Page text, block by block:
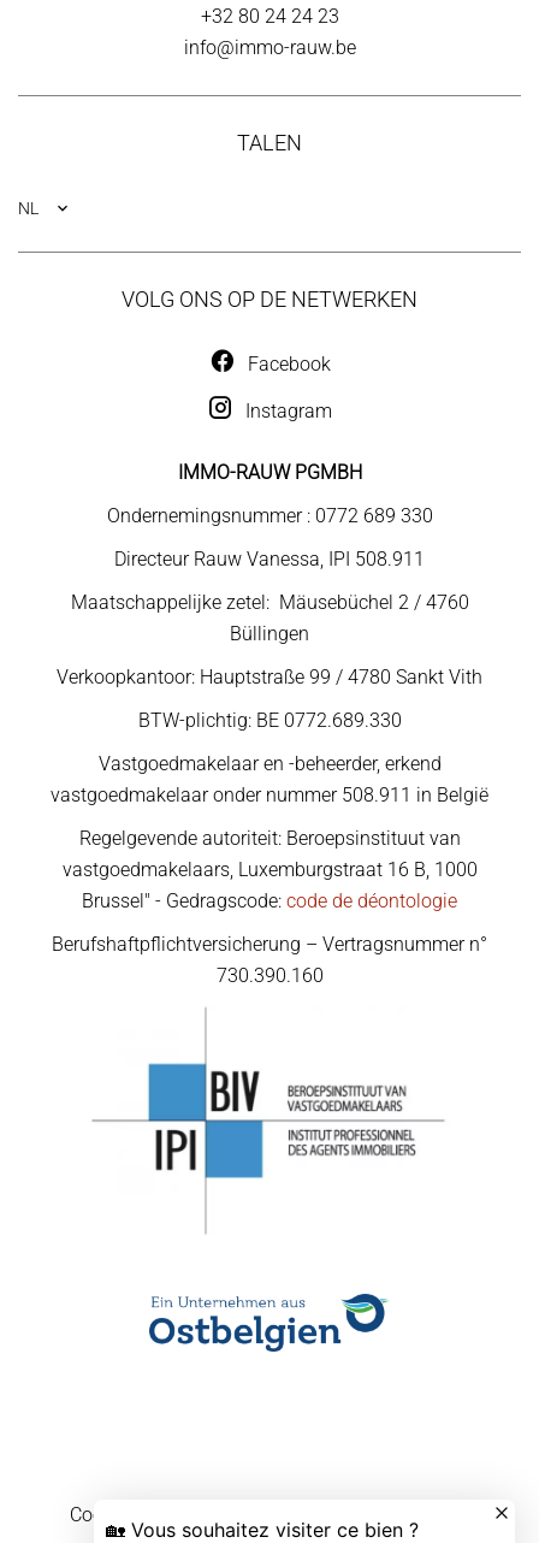
+32 80 24 24 23
info@immo-rauw.be
TALEN
NL
VOLG ONS OP DE NETWERKEN
Facebook
Instagram
IMMO-RAUW PGMBH
Ondernemingsnummer : 0772 689 330
Directeur Rauw Vanessa, IPI 508.911
Maatschappelijke zetel: Mäusebüchel 2 / 4760
Büllingen
Verkoopkantoor: Hauptstraße 99 / 4780 Sankt Vith
BTW-plichtig: BE 0772.689.330
Vastgoedmakelaar en -beheerder, erkend
vastgoedmakelaar onder nummer 508.911 in België
Regelgevende autoriteit: Beroepsinstituut van
vastgoedmakelaars, Luxemburgstraat 16 B, 1000
Brussel" - Gedragscode: code de déontologie
Berufshaftpflichtversicherung – Vertragsnummer n°
730.390.160
Cookievoorkeuren wijzigen